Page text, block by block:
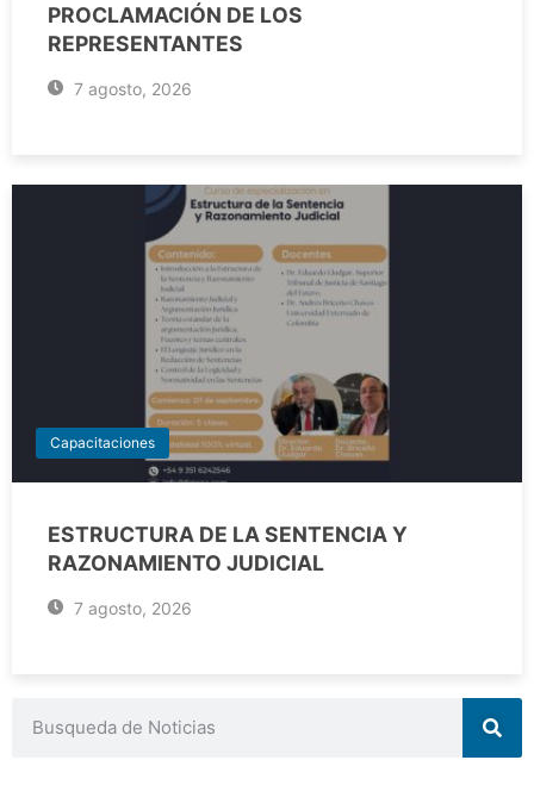
PROCLAMACIÓN DE LOS
REPRESENTANTES
7 agosto, 2026
Capacitaciones
ESTRUCTURA DE LA SENTENCIA Y
RAZONAMIENTO JUDICIAL
7 agosto, 2026